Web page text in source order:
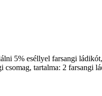
5% eséllyel farsangi
csomag, tartalma: 2 farsangi